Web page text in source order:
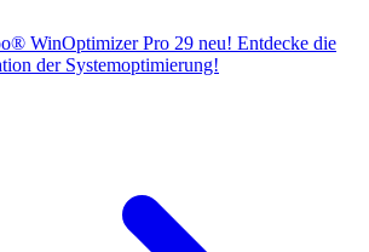
® WinOptimizer Pro 29 neu! Entdecke die
der Systemoptimierung!